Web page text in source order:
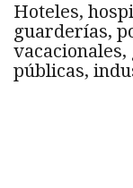
Hoteles,
guarderías,
vacacionales,
públicas,